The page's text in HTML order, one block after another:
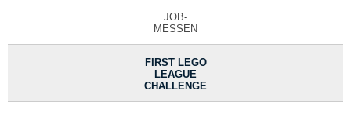
JOB-
MESSEN
FIRST LEGO
LEAGUE
CHALLENGE